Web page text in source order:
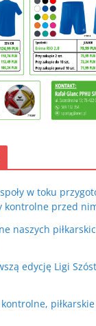
w toku
kontrolne przed
naszych
edycję Ligi